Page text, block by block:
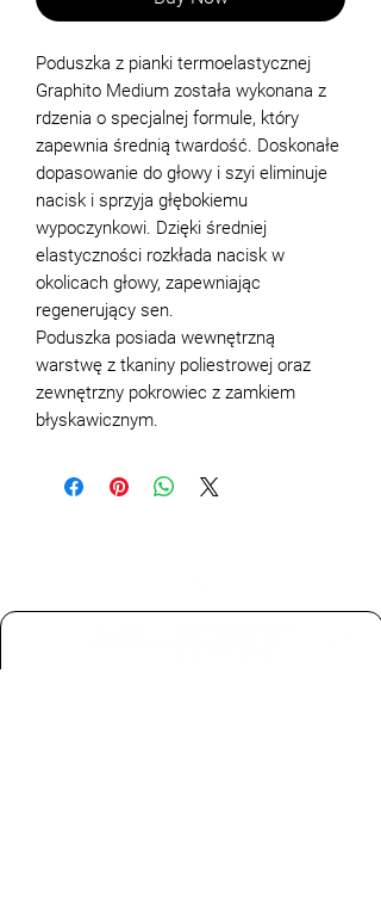
Poduszka z pianki termoelastycznej
Graphito Medium została wykonana z
rdzenia o specjalnej formule, który
zapewnia średnią twardość. Doskonałe
dopasowanie do głowy i szyi eliminuje
nacisk i sprzyja głębokiemu
wypoczynkowi. Dzięki średniej
elastyczności rozkłada nacisk w
okolicach głowy, zapewniając
regenerujący sen.
Poduszka posiada wewnętrzną
warstwę z tkaniny poliestrowej oraz
zewnętrzny pokrowiec z zamkiem
błyskawicznym.